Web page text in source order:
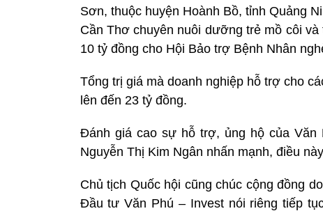
Sơn, thuộc huyện Hoành Bồ, tỉnh Quảng
Cần Thơ chuyên nuôi dưỡng trẻ mồ côi
10 tỷ đồng cho Hội Bảo trợ Bệnh Nhân
Tổng trị giá mà doanh nghiệp hỗ trợ cho
lên đến 23 tỷ đồng.
Đánh giá cao sự hỗ trợ, ủng hộ của Văn
Nguyễn Thị Kim Ngân nhấn mạnh, điều
Chủ tịch Quốc hội cũng chúc cộng đồng
Đầu tư Văn Phú – Invest nói riêng tiếp